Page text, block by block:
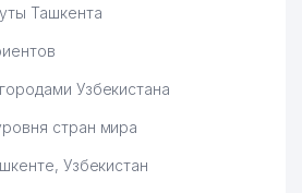
Ташкента
Узбекистана
стран мира
Узбекистан